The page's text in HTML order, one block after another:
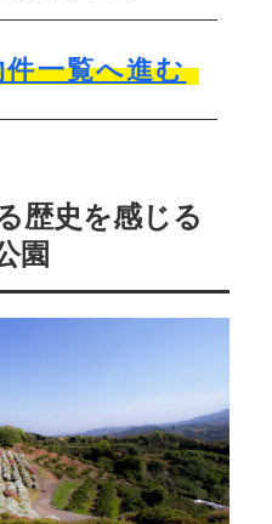
一覧へ進む
歴史を感じる
園